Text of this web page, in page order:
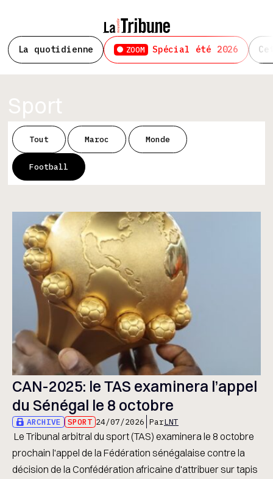
La quotidienne ZOOM Spécial été 2026
Sport
Tout Maroc Monde
Football
CAN-2025: le TAS examinera l’appel
du Sénégal le 8 octobre
ARCHIVE SPORT 24/07/2026 ParLNT
Le Tribunal arbitral du sport (TAS) examinera le 8 octobre
prochain l'appel de la Fédération sénégalaise contre la
décision de la Confédération africaine d'attribuer sur tapis